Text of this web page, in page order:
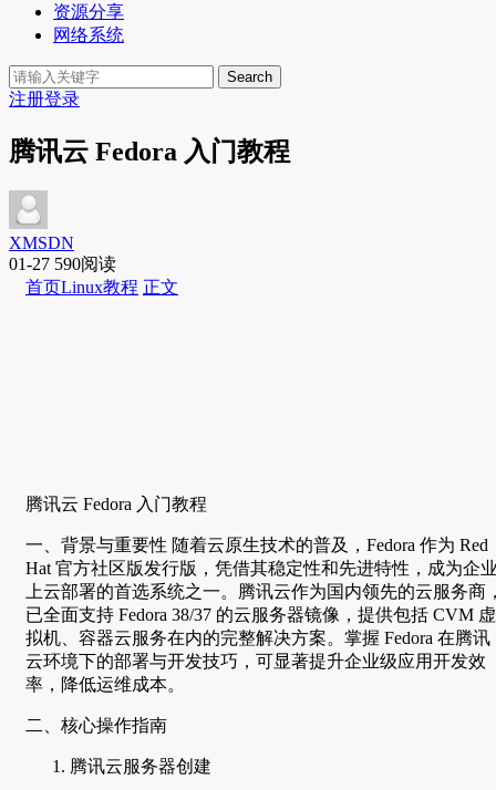
资源分享
网络系统
Search
注册登录
腾讯云 Fedora 入门教程
XMSDN
01-27 590阅读
首页Linux教程 正文
腾讯云 Fedora 入门教程
一、背景与重要性 随着云原生技术的普及，Fedora 作为 Red
Hat 官方社区版发行版，凭借其稳定性和先进特性，成为企
上云部署的首选系统之一。腾讯云作为国内领先的云服务商
已全面支持 Fedora 38/37 的云服务器镜像，提供包括 CVM 虚
拟机、容器云服务在内的完整解决方案。掌握 Fedora 在腾讯
云环境下的部署与开发技巧，可显著提升企业级应用开发效
率，降低运维成本。
二、核心操作指南
腾讯云服务器创建